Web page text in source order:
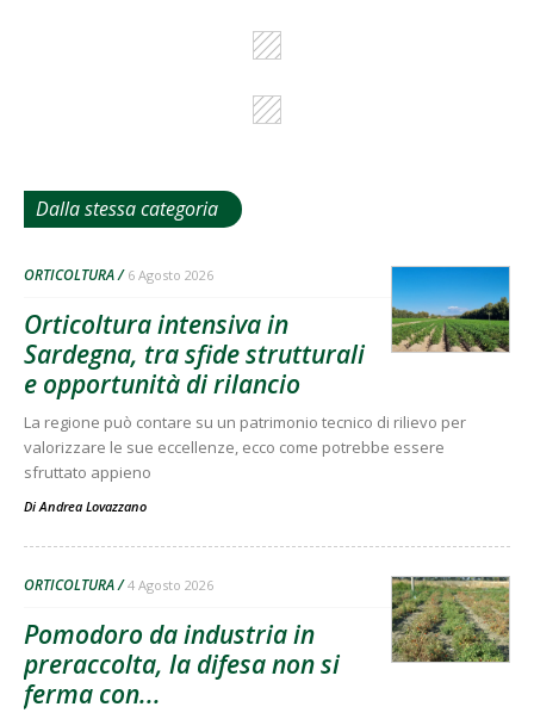
Dalla stessa categoria
ORTICOLTURA 6 Agosto 2026
Orticoltura intensiva in
Sardegna, tra sfide strutturali
e opportunità di rilancio
La regione può contare su un patrimonio tecnico di rilievo per
valorizzare le sue eccellenze, ecco come potrebbe essere
sfruttato appieno
DiAndrea Lovazzano
ORTICOLTURA 4 Agosto 2026
Pomodoro da industria in
preraccolta, la difesa non si
ferma con...